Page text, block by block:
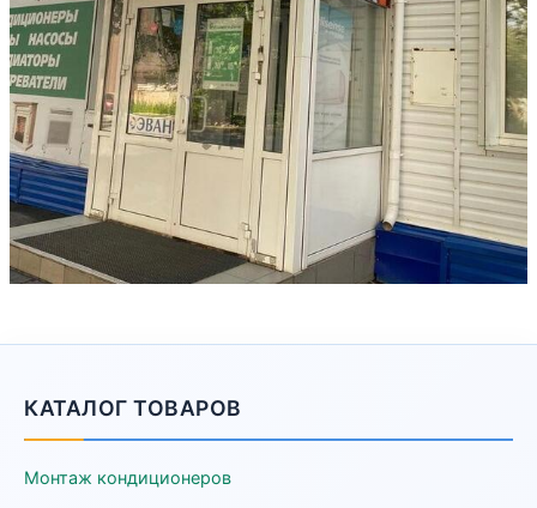
КАТАЛОГ ТОВАРОВ
Монтаж кондиционеров